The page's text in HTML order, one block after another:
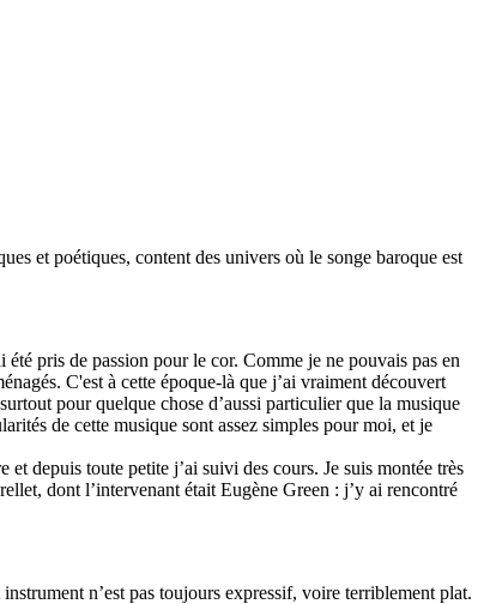
et poétiques, content des univers où le songe baroque est
pris de passion pour le cor. Comme je ne pouvais pas en
C'est à cette époque-là que j’ai vraiment découvert
pour quelque chose d’aussi particulier que la musique
de cette musique sont assez simples pour moi, et je
depuis toute petite j’ai suivi des cours. Je suis montée très
dont l’intervenant était Eugène Green : j’y ai rencontré
n’est pas toujours expressif, voire terriblement plat.